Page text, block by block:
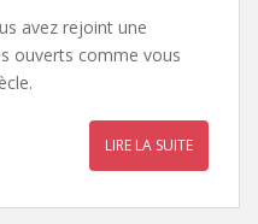
avez rejoint une
ouverts comme vous
LIRE LA SUITE